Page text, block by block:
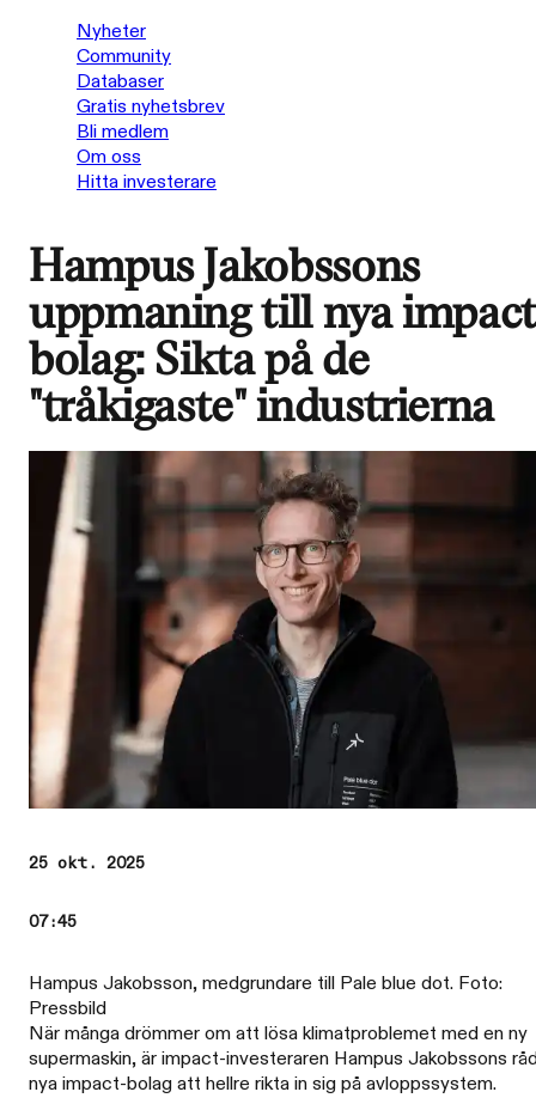
Nyheter
Community
Databaser
Gratis nyhetsbrev
Bli medlem
Om oss
Hitta investerare
Hampus Jakobssons
uppmaning till nya
bolag: Sikta på de
"tråkigaste" industrierna
25 okt. 2025
07:45
Hampus Jakobsson, medgrundare till Pale blue dot. Foto:
Pressbild
När många drömmer om att lösa klimatproblemet med en ny
supermaskin, är impact-investeraren Hampus Jakobssons
nya impact-bolag att hellre rikta in sig på avloppssystem.